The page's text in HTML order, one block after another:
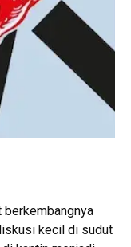
berkembangnya
kecil di sudut